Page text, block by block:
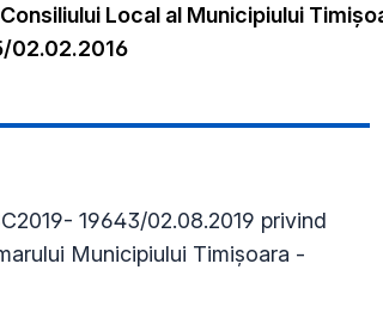
Local al Municipiului
02.02.2016
19643/02.08.2019 privind
Municipiului Timișoara -